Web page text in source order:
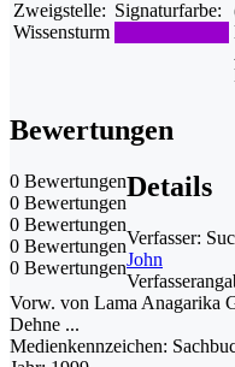
Zweigstelle:
Wissensturm
Signaturfarbe:
Bewertungen
0 Bewertungen
0 Bewertungen
0 Bewertungen
0 Bewertungen
0 Bewertungen
Details
Verfasser:
John
Vorw. von Lama Anagarika
Dehne ...
Medienkennzeichen: